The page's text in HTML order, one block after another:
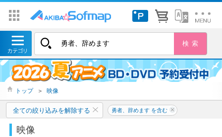
トップ ＞ 映像
全ての絞り込みを解除する 勇者、辞めます を含む
映像